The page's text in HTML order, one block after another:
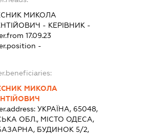
МИКОЛА
- КЕРІВНИК -
17.09.23
-
МИКОЛА
УКРАЇНА, 65048,
ОБЛ., МІСТО ОДЕСА,
БУДИНОК 5/2,